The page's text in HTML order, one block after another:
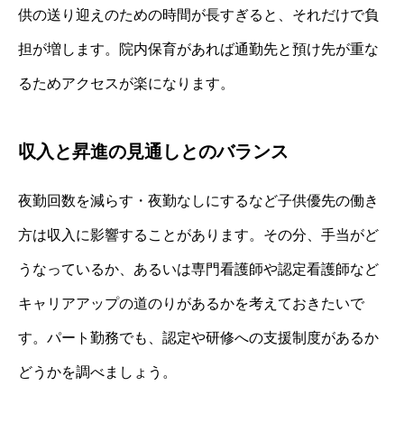
供の送り迎えのための時間が長すぎると、それだけで負
担が増します。院内保育があれば通勤先と預け先が重な
るためアクセスが楽になります。
収入と昇進の見通しとのバランス
夜勤回数を減らす・夜勤なしにするなど子供優先の働き
方は収入に影響することがあります。その分、手当がど
うなっているか、あるいは専門看護師や認定看護師など
キャリアアップの道のりがあるかを考えておきたいで
す。パート勤務でも、認定や研修への支援制度があるか
どうかを調べましょう。